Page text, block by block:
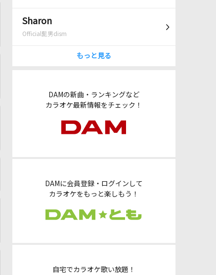
Sharon
Official髭男dism
もっと見る
DAMの新曲・ランキングなど
カラオケ最新情報をチェック！
DAMに会員登録・ログインして
カラオケをもっと楽しもう！
自宅でカラオケ歌い放題！